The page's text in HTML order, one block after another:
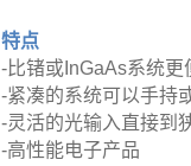
特点
-比锗或InGaAs系统更
-紧凑的系统可以手持
-灵活的光输入直接到
-高性能电子产品